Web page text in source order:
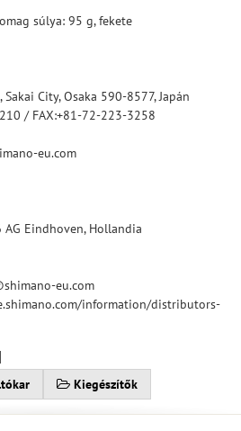
súlya: 95 g, fekete
City, Osaka 590-8577, Japán
/ FAX:+81-72-223-3258
eu.com
AG Eindhoven, Hollandia
eu.com
information/distributors-
Kiegészítők